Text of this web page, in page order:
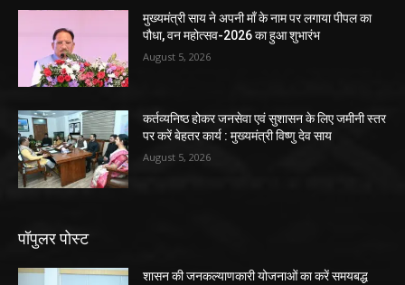
मुख्यमंत्री साय ने अपनी माँ के नाम पर लगाया पीपल का
पौधा, वन महोत्सव-2026 का हुआ शुभारंभ
August 5, 2026
कर्तव्यनिष्ठ होकर जनसेवा एवं सुशासन के लिए जमीनी स्तर
पर करें बेहतर कार्य : मुख्यमंत्री विष्णु देव साय
August 5, 2026
पॉपुलर पोस्ट
शासन की जनकल्याणकारी योजनाओं का करें समयबद्ध